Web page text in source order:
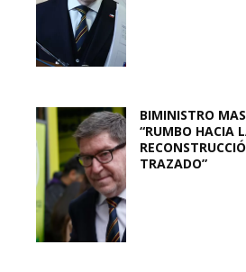
BIMINISTRO
“RUMBO HACIA
TRAZADO”